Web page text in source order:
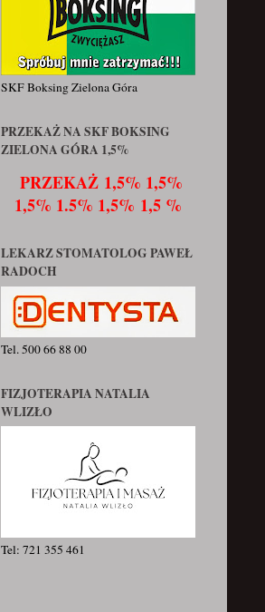
SKF Boksing Zielona Góra
PRZEKAŻ NA SKF BOKSING
ZIELONA GÓRA 1,5%
PRZEKAŻ 1,5% 1,5%
1,5% 1.5% 1,5% 1,5 %
LEKARZ STOMATOLOG PAWEŁ
RADOCH
Tel. 500 66 88 00
FIZJOTERAPIA NATALIA
WLIZŁO
Tel: 721 355 461